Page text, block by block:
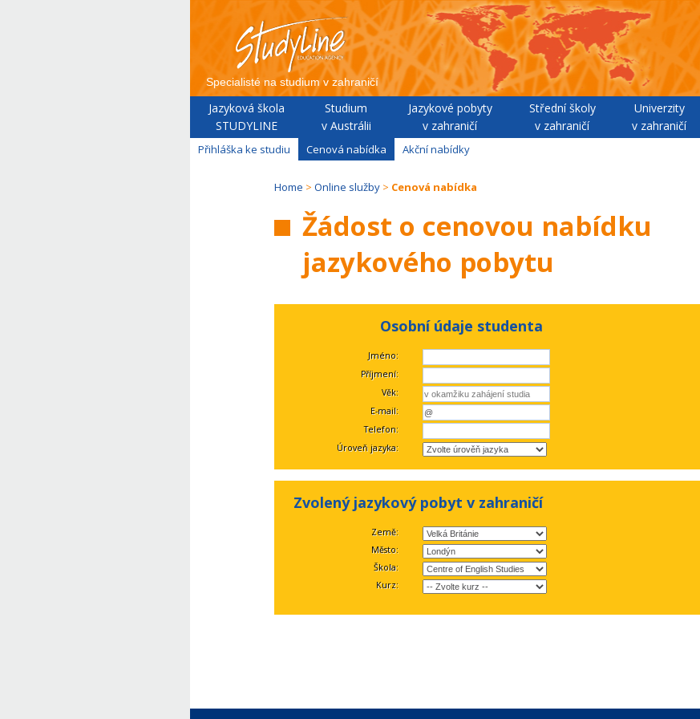
Specialisté na studium v zahraničí
Jazyková škola
STUDYLINE
Studium
v Austrálii
Jazykové pobyty
v zahraničí
Střední školy
v zahraničí
Univerzity
v zahraničí
Přihláška ke studiu Cenová nabídka Akční nabídky
Home > Online služby > Cenová nabídka
Žádost o cenovou nabídku
jazykového pobytu
Osobní údaje studenta
Jméno:
Příjmení:
Věk:
E-mail:
Telefon:
Úroveň jazyka:
Zvolený jazykový pobyt v zahraničí
Země:
Město:
Škola:
Kurz: